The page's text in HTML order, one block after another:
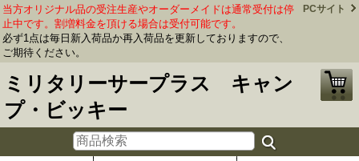
当方オリジナル品の受注生産やオーダーメイドは通常受付は停
止中です。割増料金を頂ける場合は受付可能です。
必ず1点は毎日新入荷品か再入荷品を更新しておりますので、
ご期待ください。
PCサイト
ミリタリーサープラス キャン
プ・ビッキー